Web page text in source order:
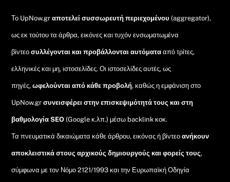
Το UpNow.grαποτελεί συσσωρευτή περιεχομένου (aggregator),
ως εκ τούτου τα άρθρα, εικόνες και τυχόν ενσωματωμένα
βίντεοσυλλέγονται και προβάλλονται αυτόματααπό τρίτες,
ελληνικές και μη, ιστοσελίδες. Οι ιστοσελίδες αυτές, ως
πηγές,ωφελούνται από κάθε προβολή, καθώς η εμφάνιση στο
UpNow.gr συνεισφέρει στην επισκεψιμότητά τους και στη
βαθμολογία SEO (Google κ.λπ.) μέσω backlink κοκ.
Τα πνευματικά δικαιώματα κάθε άρθρου, εικόνας ή βίντεοανήκουν
αποκλειστικά στους αρχικούς δημιουργούς και φορείς τους,
σύμφωνα με τον Νόμο 2121/1993 και την Ευρωπαϊκή Οδηγία